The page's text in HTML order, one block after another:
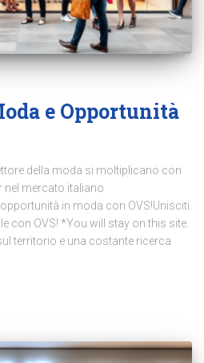
e Opportunità
della moda si moltiplicano con
nel mercato italiano
in moda con OVS!Unisciti
con OVS! *You will stay on this site.
territorio e una costante ricerca